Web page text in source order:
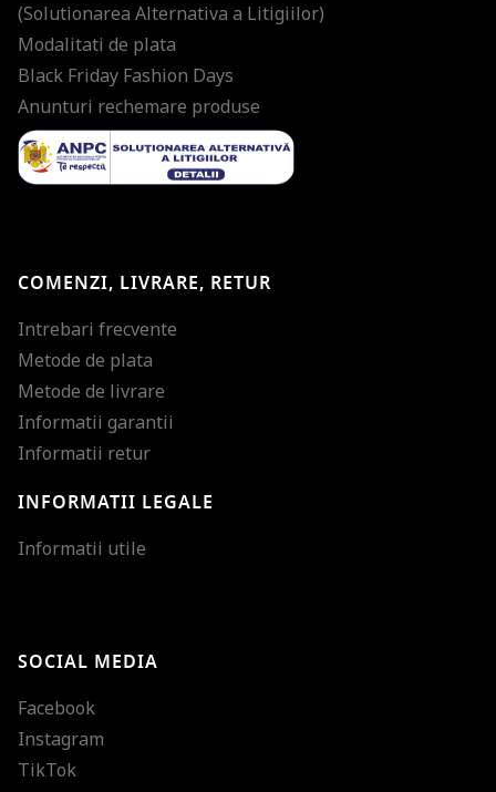
(Solutionarea Alternativa a Litigiilor)
Modalitati de plata
Black Friday Fashion Days
Anunturi rechemare produse
COMENZI, LIVRARE, RETUR
Intrebari frecvente
Metode de plata
Metode de livrare
Informatii garantii
Informatii retur
INFORMATII LEGALE
Informatii utile
SOCIAL MEDIA
Facebook
Instagram
TikTok